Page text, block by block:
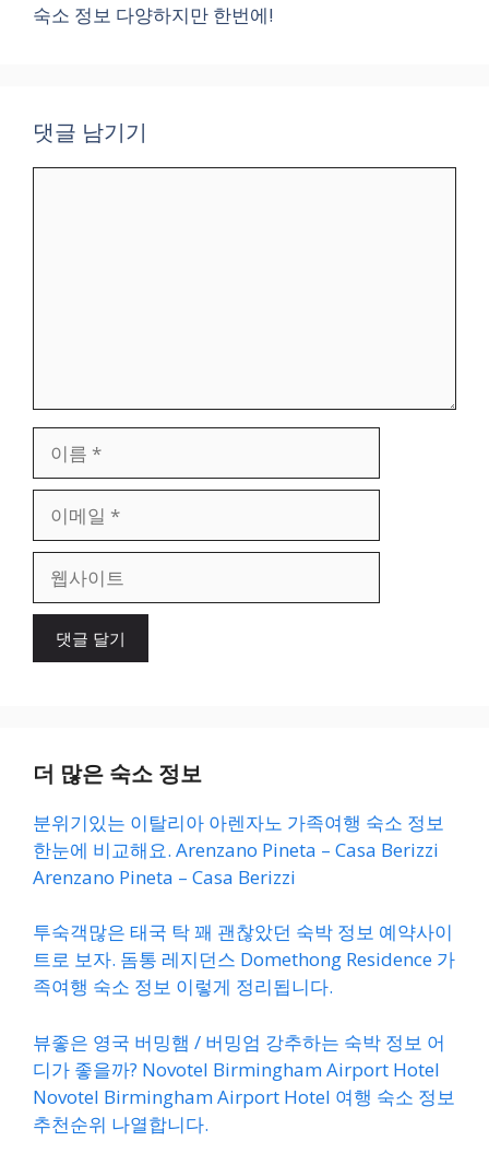
숙소 정보 다양하지만 한번에!
댓글 남기기
일
이
더 많은 숙소 정보
분위기있는 이탈리아 아렌자노 가족여행 숙소 정보
한눈에 비교해요. Arenzano Pineta – Casa Berizzi
Arenzano Pineta – Casa Berizzi
투숙객많은 태국 탁 꽤 괜찮았던 숙박 정보 예약사이
트로 보자. 돔통 레지던스 Domethong Residence 가
족여행 숙소 정보 이렇게 정리됩니다.
뷰좋은 영국 버밍햄 / 버밍엄 강추하는 숙박 정보 어
디가 좋을까? Novotel Birmingham Airport Hotel
Novotel Birmingham Airport Hotel 여행 숙소 정보
추천순위 나열합니다.